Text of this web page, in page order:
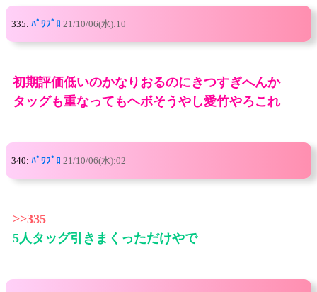
335: ﾊﾟﾜﾌﾟﾛ 21/10/06(水):10
初期評価低いのかなりおるのにきつすぎへんか
タッグも重なってもヘボそうやし愛竹やろこれ
340: ﾊﾟﾜﾌﾟﾛ 21/10/06(水):02
>>335
5人タッグ引きまくっただけやで